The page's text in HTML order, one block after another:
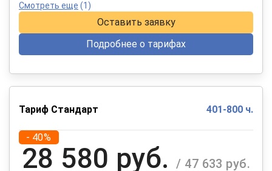
Смотреть еще (1)
Оставить заявку
Подробнее о тарифах
Тариф Стандарт 401-800 ч.
- 40%
28 580 руб. / 47 633 руб.